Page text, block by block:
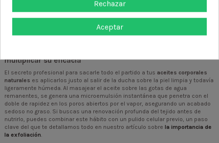
combinan aceites vegetales de primera presión con extractos de plantas
Aceite Voluminizador de Busto trabaja la firmeza y la elasticidad de
los tejidos del escote con resultados visibles y un absoluto respeto por tu
multiplicar su eficacia
El secreto profesional para sacarle todo el partido a tus aceites corporales
naturales es aplicarlos justo al salir de la ducha sobre la piel limpia y todavía
ligeramente húmeda. Al masajear el aceite sobre las gotas de agua
remanentes, se genera una microemulsión instantánea que penetra con el
doble de rapidez en los poros abiertos por el vapor, asegurando un acabado
sedoso no graso. Si buscas una renovación profunda del tejido antes de
nutrirlo, puedes combinar este hábito con un pulido celular previo, un paso
clave del que te detallamos todo en nuestro artículo sobre la importancia de
la exfoliación.
Rechazar
Aceptar